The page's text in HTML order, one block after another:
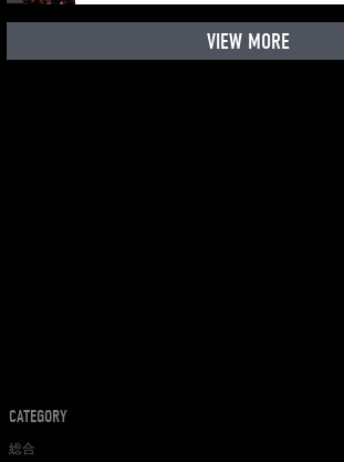
VIEW MORE
CATEGORY
総合